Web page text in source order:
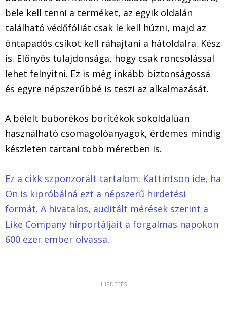
bele kell tenni a terméket, az egyik oldalán
található védőfóliát csak le kell húzni, majd az
öntapadós csíkot kell ráhajtani a hátoldalra. Kész
is. Előnyös tulajdonsága, hogy csak roncsolással
lehet felnyitni. Ez is még inkább biztonságossá
és egyre népszerűbbé is teszi az alkalmazását.
A bélelt buborékos borítékok sokoldalúan
használható csomagolóanyagok, érdemes mindig
készleten tartani több méretben is.
Ez a cikk szponzorált tartalom. Kattintson ide, ha
Ön is kipróbálná ezt a népszerű hirdetési
formát. A hivatalos, auditált mérések szerint a
Like Company hírportáljait a forgalmas napokon
600 ezer ember olvassa.